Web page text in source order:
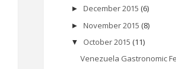
► December 2015 (6)
► November 2015 (8)
▼ October 2015 (11)
Venezuela Gastronomic